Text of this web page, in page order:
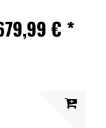
€ *